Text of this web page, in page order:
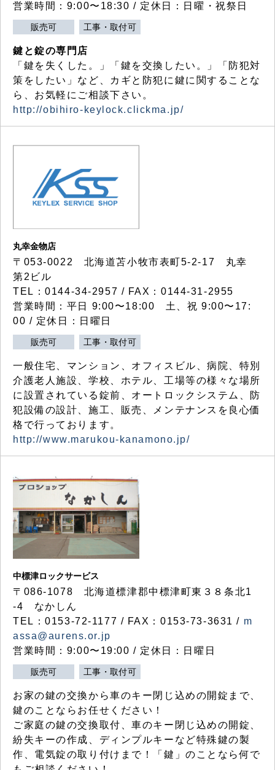
営業時間：9:00〜18:30 / 定休日：日曜・祝祭日
販売可 工事・取付可
鍵と錠の専門店
「鍵を失くした。」「鍵を交換したい。」「防犯対
策をしたい」など、カギと防犯に鍵に関することな
ら、お気軽にご相談下さい。
http://obihiro-keylock.clickma.jp/
丸幸金物店
〒053-0022 北海道苫小牧市表町5-2-17 丸幸
第2ビル
TEL：0144-34-2957 / FAX：0144-31-2955
営業時間：平日 9:00〜18:00 土、祝 9:00〜17:
00 / 定休日：日曜日
販売可 工事・取付可
一般住宅、マンション、オフィスビル、病院、特別
介護老人施設、学校、ホテル、工場等の様々な場所
に設置されている錠前、オートロックシステム、防
犯設備の設計、施工、販売、メンテナンスを良心価
格で行っております。
http://www.marukou-kanamono.jp/
中標津ロックサービス
〒086-1078 北海道標津郡中標津町東３８条北1
-4 なかしん
TEL：0153-72-1177 / FAX：0153-73-3631 / m
assa@aurens.or.jp
営業時間：9:00〜19:00 / 定休日：日曜日
販売可 工事・取付可
お家の鍵の交換から車のキー閉じ込めの開錠まで、
鍵のことならお任せください！
ご家庭の鍵の交換取付、車のキー閉じ込めの開錠、
紛失キーの作成、ディンプルキーなど特殊鍵の製
作、電気錠の取り付けまで！「鍵」のことなら何で